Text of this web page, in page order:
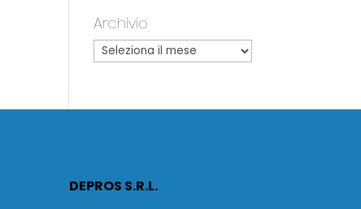
Archivio
DEPROS S.R.L.